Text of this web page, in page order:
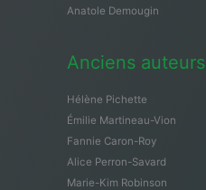
Anatole Demougin
Anciens auteurs
Hélène Pichette
Émilie Martineau-Vion
Fannie Caron-Roy
Alice Perron-Savard
Marie-Kim Robinson